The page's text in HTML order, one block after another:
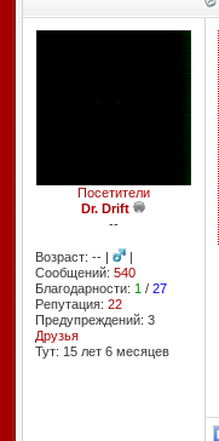
Посетители
Dr. Drift
--
Возраст: -- |
|
Сообщений: 540
Благодарности: 1 / 27
Репутация: 22
Предупреждений: 3
Друзья
Тут: 15 лет 6 месяцев